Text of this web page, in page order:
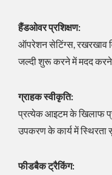
हैंडओवर प्रशिक्षण:
ऑपरेशन सेटिंग्स, रखरखाव
जल्दी शुरू करने में मदद करने
ग्राहक स्वीकृति:
प्रत्येक आइटम के खिलाफ
उपकरण के कार्य में स्थिरता
फीडबैक ट्रैकिंग: